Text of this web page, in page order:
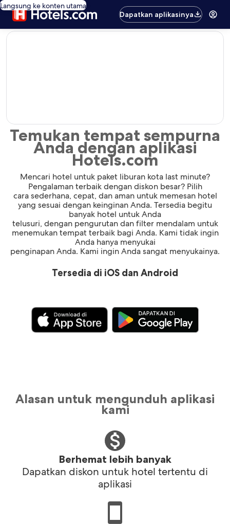
Langsung ke konten utama
Dapatkan aplikasinya
editorial
Temukan tempat sempurna
Anda dengan aplikasi
Hotels.com
Mencari hotel untuk paket liburan kota last minute?
Pengalaman terbaik dengan diskon besar? Pilih
cara sederhana, cepat, dan aman untuk memesan hotel
yang sesuai dengan keinginan Anda. Tersedia begitu
banyak hotel untuk Anda
telusuri, dengan pengurutan dan filter mendalam untuk
menemukan tempat terbaik bagi Anda. Kami tidak ingin
Anda hanya menyukai
penginapan Anda. Kami ingin Anda sangat menyukainya.
Tersedia di iOS dan Android
Alasan untuk mengunduh aplikasi
kami
Berhemat lebih banyak
Dapatkan diskon untuk hotel tertentu di
aplikasi